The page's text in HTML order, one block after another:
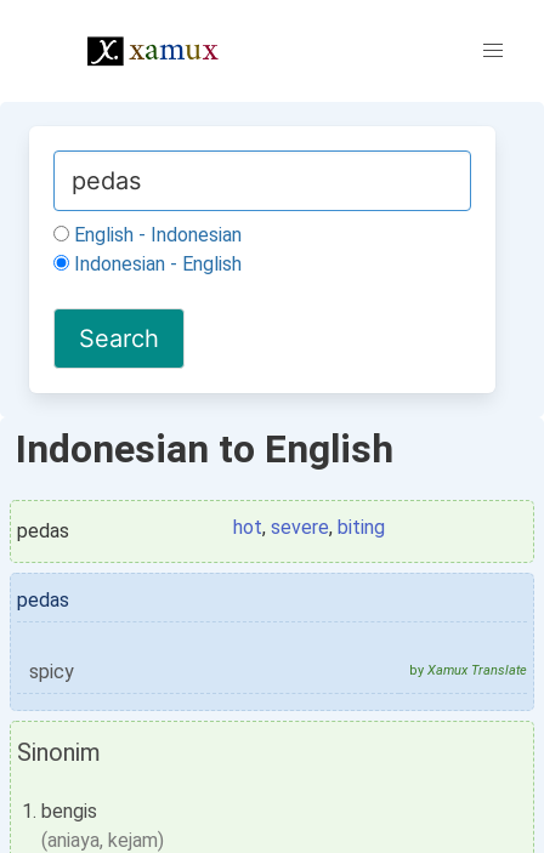
English - Indonesian
Indonesian - English
Indonesian to English
pedas hot, severe, biting
pedas
spicy by Xamux Translate
Sinonim
bengis
(aniaya, kejam)